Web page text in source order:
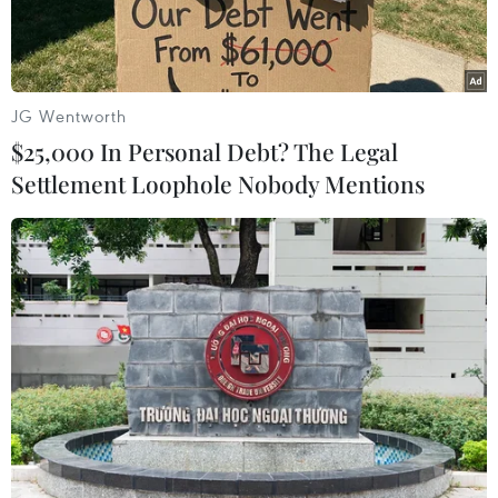
Theo dự kiến, Hội nghị thượng đỉnh Blockchain Việt Nam 2022
sẽ diễn ra trong hai ngày 19-20/10. (Ảnh: Minh Sơn/Vietnam+)
Hội nghị thượng đỉnh Blockchain Việt Nam
2022 (Vietnam Blockchain Summit 2022) sẽ diễn
JG Wentworth
$25,000 In Personal Debt? The Legal
Settlement Loophole Nobody Mentions